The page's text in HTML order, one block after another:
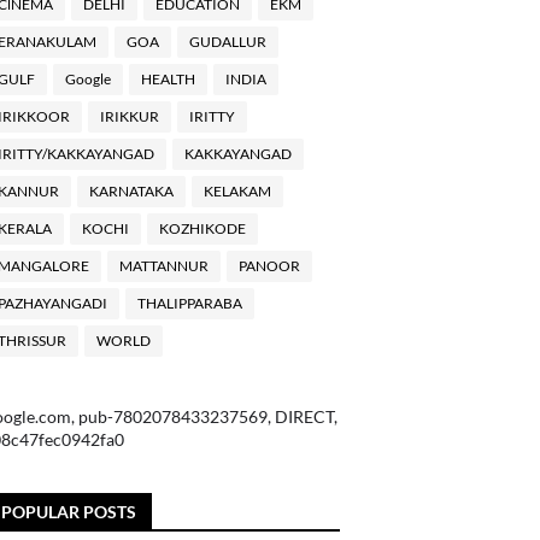
DELHI EDUCATION EKM
GOA GUDALLUR
Google HEALTH INDIA
IRIKKUR IRITTY
KAKKAYANGAD KAKKAYANGAD
KARNATAKA KELAKAM
KOCHI KOZHIKODE
MATTANNUR PANOOR
THALIPPARABA
WORLD
pub-7802078433237569, DIRECT,
POPULAR POSTS